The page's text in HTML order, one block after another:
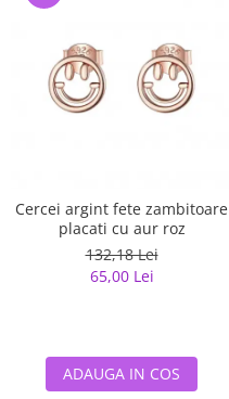
Cercei argint fete zambitoare
placati cu aur roz
132,18 Lei
65,00 Lei
ADAUGA IN COS